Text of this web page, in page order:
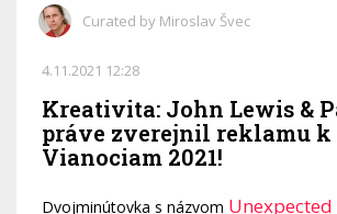
Curated by Miroslav Švec
4.11.2021 12:28
Kreativita: John Lewis &
práve zverejnil reklamu k
Vianociam 2021!
Dvojminútovka s názvom Unexpected